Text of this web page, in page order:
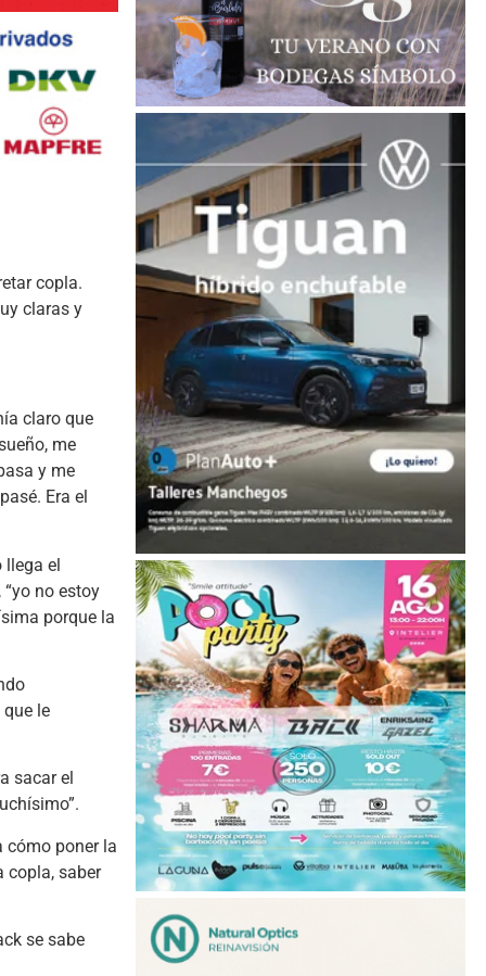
copla.
claras y
claro que
me
y me
Era el
llega el
no estoy
porque la
le
sacar el
cómo poner la
copla, saber
se sabe